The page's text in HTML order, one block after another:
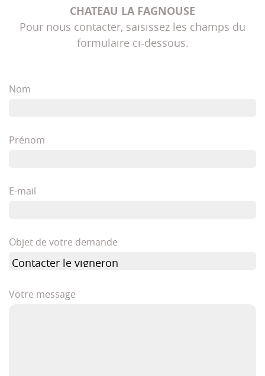
CHATEAU LA FAGNOUSE
Pour nous contacter, saisissez les champs du
formulaire ci-dessous.
Nom
Prénom
E-mail
Objet de votre demande
Votre message